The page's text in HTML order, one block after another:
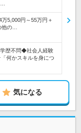
5,000円～55万円＋
の…
歴不問◆社会人経験
何かスキルを身につ
気になる